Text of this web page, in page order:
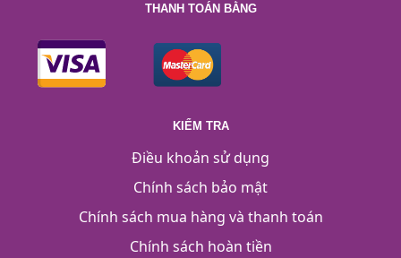
THANH TOÁN BẰNG
KIỂM TRA
Điều khoản sử dụng
Chính sách bảo mật
Chính sách mua hàng và thanh toán
Chính sách hoàn tiền